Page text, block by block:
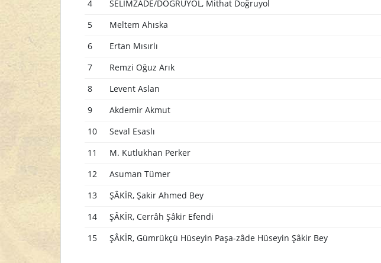
4 SELİMZADE/DOĞRUYOL, Mithat Doğruyol
5 Meltem Ahıska
6 Ertan Mısırlı
7 Remzi Oğuz Arık
8 Levent Aslan
9 Akdemir Akmut
10 Seval Esaslı
11 M. Kutlukhan Perker
12 Asuman Tümer
13 ŞÂKİR, Şakir Ahmed Bey
14 ŞÂKİR, Cerrâh Şâkir Efendi
15 ŞÂKİR, Gümrükçü Hüseyin Paşa-zâde Hüseyin Şâkir Bey